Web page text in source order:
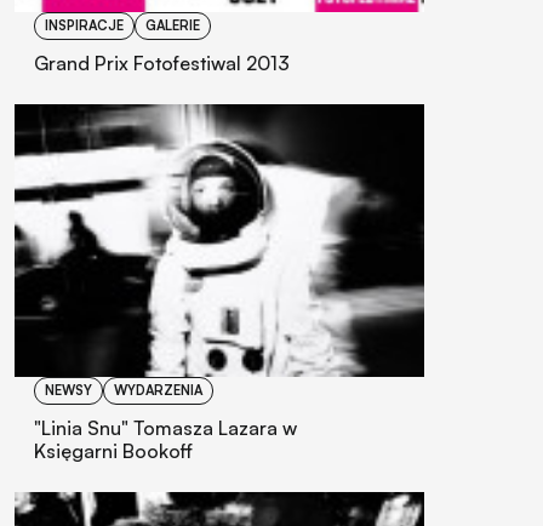
INSPIRACJE GALERIE
Grand Prix Fotofestiwal 2013
NEWSY WYDARZENIA
"Linia Snu" Tomasza Lazara w
Księgarni Bookoff